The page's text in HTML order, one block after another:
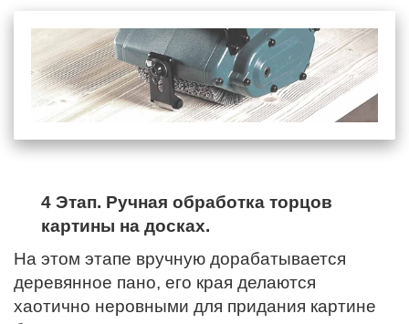
4 Этап. Ручная обработка торцов
картины на досках.
На этом этапе вручную дорабатывается
деревянное пано, его края делаются
хаотично неровными для придания картине